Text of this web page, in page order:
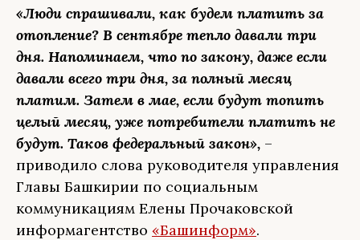
«Люди спрашивали, как будем платить за
отопление? В сентябре тепло давали три
дня. Напоминаем, что по закону, даже если
давали всего три дня, за полный месяц
платим. Затем в мае, если будут топить
целый месяц, уже потребители платить не
будут. Таков федеральный закон», –
приводило слова руководителя управления
Главы Башкирии по социальным
коммуникациям Елены Прочаковской
информагентство «Башинформ».